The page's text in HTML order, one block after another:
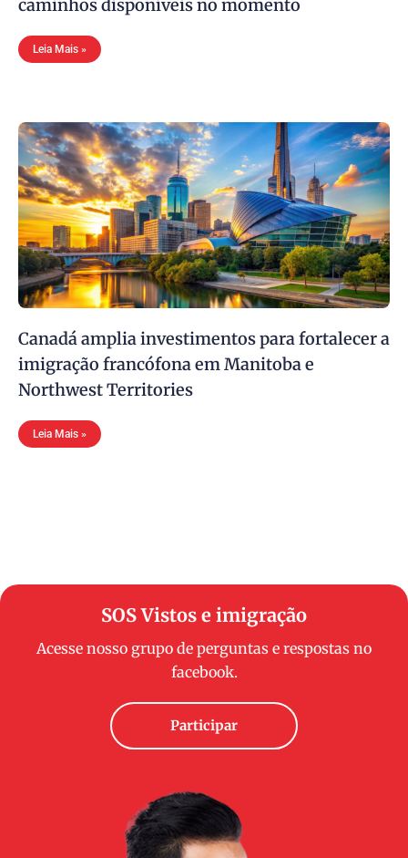
caminhos disponíveis no momento
Leia Mais »
Canadá amplia investimentos para fortalecer a
imigração francófona em Manitoba e
Northwest Territories
Leia Mais »
SOS Vistos e imigração
Acesse nosso grupo de perguntas e respostas no
facebook.
Participar